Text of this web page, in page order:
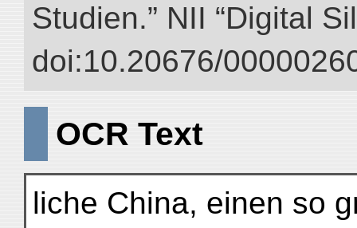
Studien.” NII “Digital
doi:10.20676/
OCR Text
liche China, einen so